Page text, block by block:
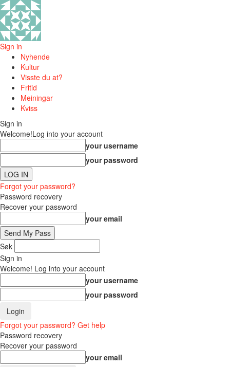
Sign in
Nyhende
Kultur
Visste du at?
Fritid
Meiningar
Kviss
Sign in
Welcome!Log into your account
your username
your password
Forgot your password?
Password recovery
Recover your password
your email
Søk
Sign in
Welcome! Log into your account
your username
your password
Forgot your password? Get help
Password recovery
Recover your password
your email